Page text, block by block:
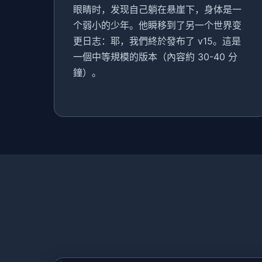
眼睛时，发现自己躺在悬崖下，身体是一
个弱小的少年。他瞬移到了另一个世界变
更日志：耶，我們終於發布了 v15。這是
一個中等規模的版本（內容約 30-40 分
鐘）。